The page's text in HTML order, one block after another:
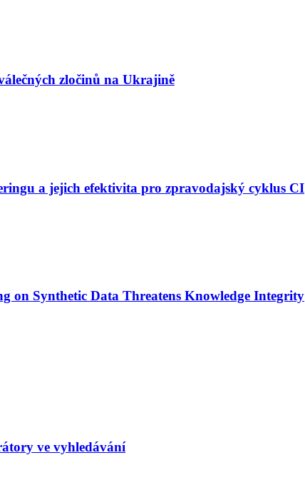
zločinů na Ukrajině
a jejich efektivita pro zpravodajský cyklus CI
on Synthetic Data Threatens Knowledge Integrity
ve vyhledávání